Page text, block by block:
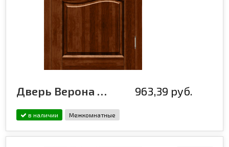
Дверь Верона ДГ, бренди 963,39 руб.
в наличии Межкомнатные